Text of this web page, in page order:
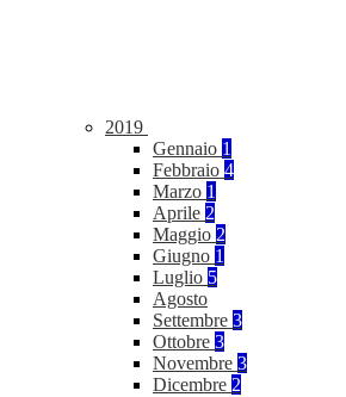
2019
Gennaio 1
Febbraio 4
Marzo 1
Aprile 2
Maggio 2
Giugno 1
Luglio 5
Agosto
Settembre 3
Ottobre 3
Novembre 3
Dicembre 2